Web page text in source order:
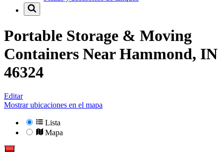
Portable Storage & Moving
Containers NearHammond, IN
46324
Editar
Mostrar ubicaciones en el mapa
Lista
Mapa